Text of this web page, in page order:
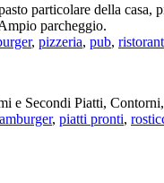
particolare della
parcheggio.
, pizzeria, pub,
e Secondi Piatti,
, piatti pronti,